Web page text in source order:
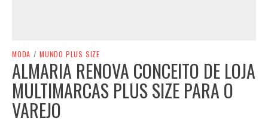
MODA / MUNDO PLUS SIZE
ALMARIA RENOVA CONCEITO DE LOJA
MULTIMARCAS PLUS SIZE PARA O
VAREJO